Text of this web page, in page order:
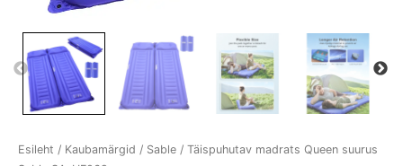
Esileht / Kaubamärgid / Sable / Täispuhutav madrats Queen suurus